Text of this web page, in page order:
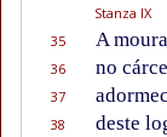
Stanza IX
35 A
36 no
37
38 deste